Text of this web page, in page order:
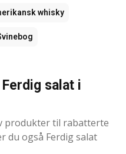
whisky
salat i
produkter til rabatterte
du også Ferdig salat